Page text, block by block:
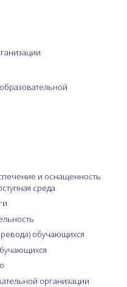
и оснащенность
среда
обучающихся
организации